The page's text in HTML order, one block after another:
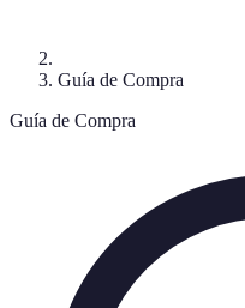
Guía de Compra
Guía de Compra